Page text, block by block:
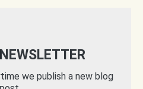
we publish a new blog